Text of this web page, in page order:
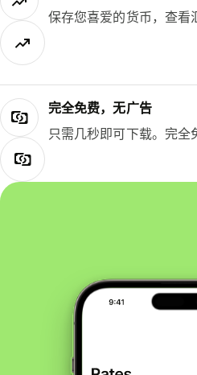
保存您喜爱的货币，查看
完全免费，无广告
只需几秒即可下载。完全